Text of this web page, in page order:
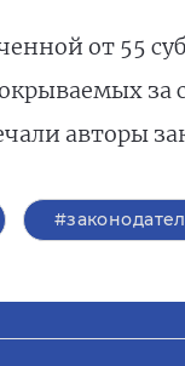
от 55
за
авторы